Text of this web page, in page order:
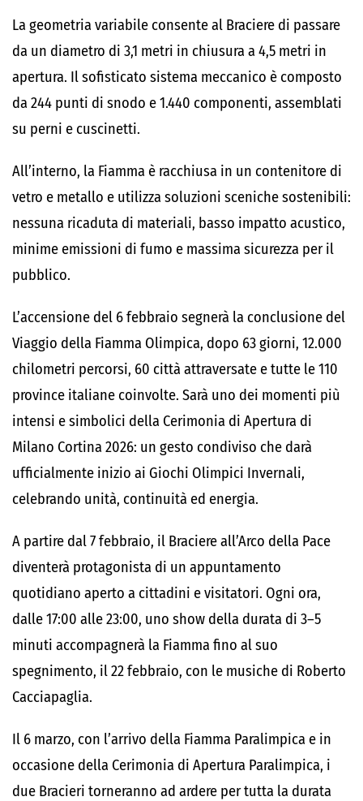
La geometria variabile consente al Braciere di passare
da un diametro di 3,1 metri in chiusura a 4,5 metri in
apertura. Il sofisticato sistema meccanico è composto
da 244 punti di snodo e 1.440 componenti, assemblati
su perni e cuscinetti.
All’interno, la Fiamma è racchiusa in un contenitore di
vetro e metallo e utilizza soluzioni sceniche sostenibili:
nessuna ricaduta di materiali, basso impatto acustico,
minime emissioni di fumo e massima sicurezza per il
pubblico.
L’accensione del 6 febbraio segnerà la conclusione del
Viaggio della Fiamma Olimpica, dopo 63 giorni, 12.000
chilometri percorsi, 60 città attraversate e tutte le 110
province italiane coinvolte. Sarà uno dei momenti più
intensi e simbolici della Cerimonia di Apertura di
Milano Cortina 2026: un gesto condiviso che darà
ufficialmente inizio ai Giochi Olimpici Invernali,
celebrando unità, continuità ed energia.
A partire dal 7 febbraio, il Braciere all’Arco della Pace
diventerà protagonista di un appuntamento
quotidiano aperto a cittadini e visitatori. Ogni ora,
dalle 17:00 alle 23:00, uno show della durata di 3–5
minuti accompagnerà la Fiamma fino al suo
spegnimento, il 22 febbraio, con le musiche di Roberto
Cacciapaglia.
Il 6 marzo, con l’arrivo della Fiamma Paralimpica e in
occasione della Cerimonia di Apertura Paralimpica, i
due Bracieri torneranno ad ardere per tutta la durata